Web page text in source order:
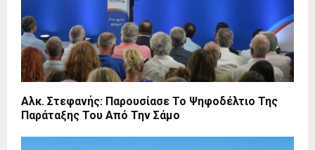
Αλκ. Στεφανής: Παρουσίασε Το Ψηφοδέλτιο Της
Παράταξης Του Από Την Σάμο